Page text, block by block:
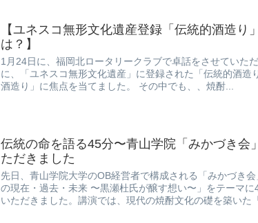
【ユネスコ無形文化遺産登録「伝統的酒造り
は？】
1月24日に、福岡北ロータリークラブで卓話をさせていた
に、「ユネスコ無形文化遺産」に登録された「伝統的酒造
酒造り」に焦点を当てました。 その中でも、、焼酎...
伝統の命を語る45分〜青山学院「みかづき会
ただきました
先日、青山学院大学のOB経営者で構成される「みかづき
の現在・過去・未来 〜黒瀬杜氏が醸す想い〜」をテーマ
いただきました。 ​講演では、現代の焼酎文化の礎を築いた